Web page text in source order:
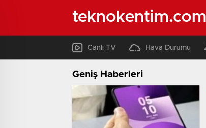
teknokentim.com
Canlı TV Hava Durumu
Geniş Haberleri